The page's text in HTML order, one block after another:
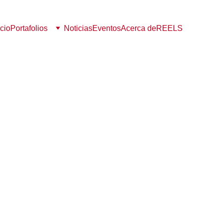
Portafolios NoticiasEventosAcerca deREELS